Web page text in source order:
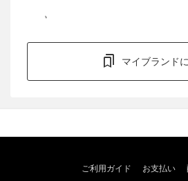
マイブランド
ご利用ガイド お支払い